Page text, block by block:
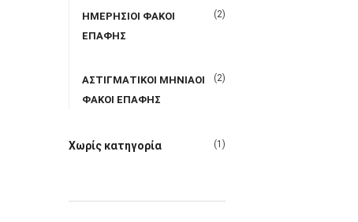
ΗΜΕΡΗΣΙΟΙ ΦΑΚΟΙ
ΕΠΑΦΗΣ
(2)
ΑΣΤΙΓΜΑΤΙΚΟΙ ΜΗΝΙΑΟΙ
ΦΑΚΟΙ ΕΠΑΦΗΣ
(2)
Χωρίς κατηγορία (1)